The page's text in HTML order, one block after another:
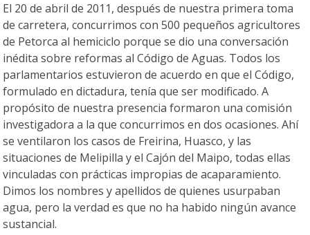
El 20 de abril de 2011, después de nuestra primera toma
de carretera, concurrimos con 500 pequeños agricultores
de Petorca al hemiciclo porque se dio una conversación
inédita sobre reformas al Código de Aguas. Todos los
parlamentarios estuvieron de acuerdo en que el Código,
formulado en dictadura, tenía que ser modificado. A
propósito de nuestra presencia formaron una comisión
investigadora a la que concurrimos en dos ocasiones. Ahí
se ventilaron los casos de Freirina, Huasco, y las
situaciones de Melipilla y el Cajón del Maipo, todas ellas
vinculadas con prácticas impropias de acaparamiento.
Dimos los nombres y apellidos de quienes usurpaban
agua, pero la verdad es que no ha habido ningún avance
sustancial.